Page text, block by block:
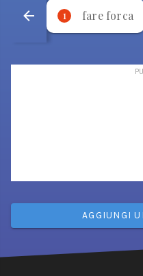
1 fare forca
AGGIUNGI